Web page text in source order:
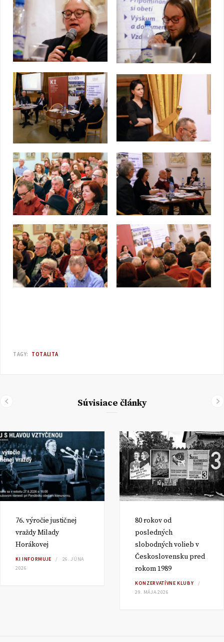
TAGY: TOTALITA
Súvisiace články
76. výročie justičnej
vraždy Milady
Horákovej
KI INFORMUJE
26. JÚNA
2026
80 rokov od
posledných
slobodných volieb v
Československu pred
rokom 1989
KONZERVATÍVNE KLUBY
29. MÁJA 2026